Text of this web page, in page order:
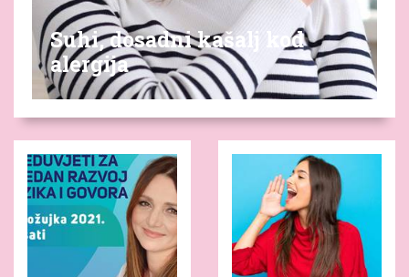
Suhi, dosadni kašalj kod
alergija